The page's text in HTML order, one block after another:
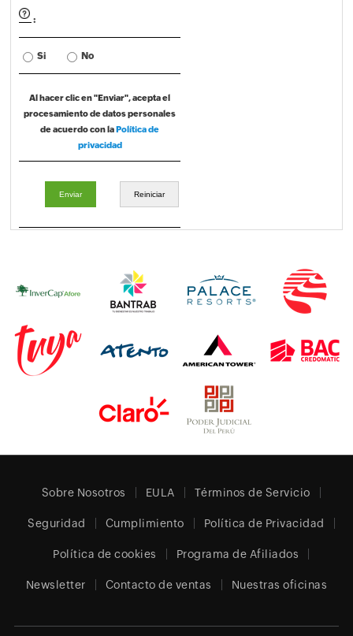
:
Si No
Al hacer clic en"Enviar", acepta el
procesamiento de datos personales
de acuerdo con laPolítica de
privacidad
Sobre Nosotros EULA Términos de Servicio
Seguridad Cumplimiento Política de Privacidad
Política de cookies Programa de Afiliados
Newsletter Contacto de ventas Nuestras oficinas